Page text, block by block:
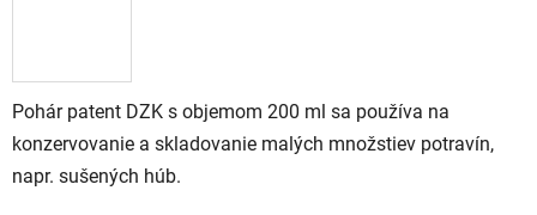
Pohár patent DZK s objemom 200 ml sa používa na
konzervovanie a skladovanie malých množstiev potravín,
napr. sušených húb.